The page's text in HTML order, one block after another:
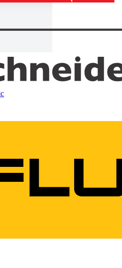
proteção de
2015· Categoria: Technical Papers
rotativas, podem facilmente
anomalias resultantes do sistema ao
o sistema de proteção
o gerador de forma